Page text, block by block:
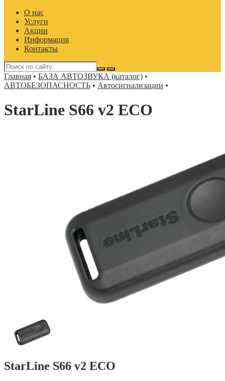
О нас
Услуги
Акции
Информация
Контакты
Главная • БАЗА АВТОЗВУКА (каталог) •
АВТОБЕЗОПАСНОСТЬ • Автосигнализации •
StarLine S66 v2 ECO
StarLine S66 v2 ECO